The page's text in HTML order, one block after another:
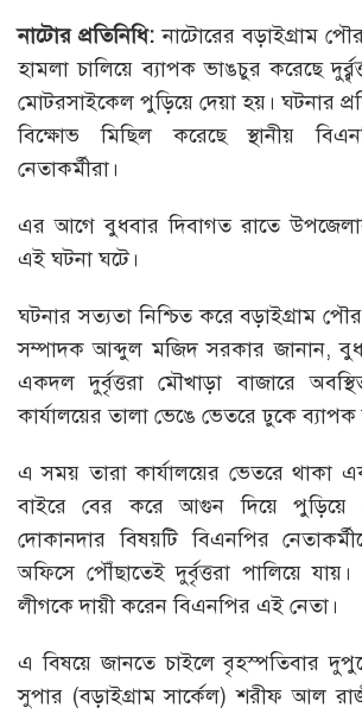
নাটোর প্রতিনিধি: নাটোরের বড়াইগ্রাম
হামলা চালিয়ে ব্যাপক ভাঙচুর করেছে
মোটরসাইকেল পুড়িয়ে দেয়া হয়। ঘটনার
বিক্ষোভ মিছিল করেছে স্থানীয়
নেতাকর্মীরা।
এর আগে বুধবার দিবাগত রাতে
এই ঘটনা ঘটে।
ঘটনার সত্যতা নিশ্চিত করে বড়াইগ্রাম
সম্পাদক আব্দুল মজিদ সরকার জানান,
একদল দুর্বৃত্তরা মৌখাড়া বাজারে
কার্যালয়ের তালা ভেঙে ভেতরে ঢুকে
এ সময় তারা কার্যালয়ের ভেতরে থাকা
বাইরে বের করে আগুন দিয়ে পুড়িয়ে
দোকানদার বিষয়টি বিএনপির
অফিসে পৌঁছাতেই দুর্বৃত্তরা পালিয়ে
লীগকে দায়ী করেন বিএনপির এই নেতা।
এ বিষয়ে জানতে চাইলে বৃহস্পতিবার
সুপার (বড়াইগ্রাম সার্কেল) শরীফ আল